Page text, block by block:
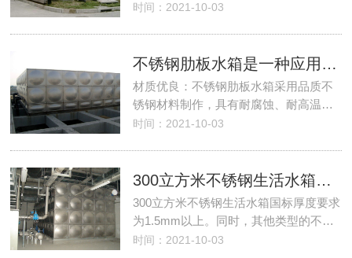
时间：2021-10-03
不锈钢肋板水箱是一种应用广泛的水箱，具有以下优点
材质优良：不锈钢肋板水箱采用品质不
锈钢材料制作，具有耐腐蚀、耐高温…
时间：2021-10-03
300立方米不锈钢生活水箱国标厚度要求
300立方米不锈钢生活水箱国标厚度要求
为1.5mm以上。同时，其他类型的不…
时间：2021-10-03